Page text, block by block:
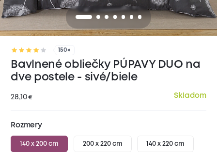
150×
Bavlnené obliečky PÚPAVY DUO na
dve postele - sivé/biele
28,10€ Skladom
Rozmery
140 x 200 cm 200 x 220 cm 140 x 220 cm